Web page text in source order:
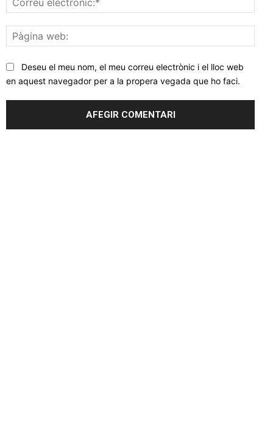
web:
Deseu el meu nom, el meu correu electrònic i el lloc web
en aquest navegador per a la propera vegada que ho faci.